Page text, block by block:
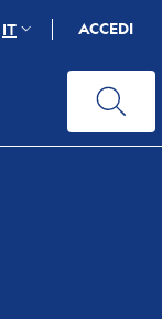
IT ACCEDI